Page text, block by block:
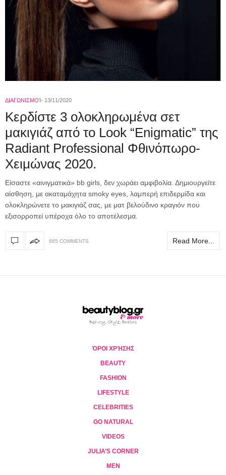
ΔΙΑΓΩΝΙΣΜΟΊ 13/11/2020
Κερδίστε 3 ολοκληρωμένα σετ
μακιγιάζ από το Look “Enigmatic” της
Radiant Professional Φθινόπωρο-
Χειμώνας 2020.
Είσαστε «αινιγματικά» bb girls, δεν χωράει αμφιβολία. Δημιουργείτε
αίσθηση, με ακαταμάχητα smoky eyes, λαμπερή επιδερμίδα και
ολοκληρώνετε το μακιγιάζ σας, με ματ βελούδινο κραγιόν που
εξισορροπεί υπέροχα όλο το αποτέλεσμα.
885 COMMENTS Read More...
ΌΡΟΙ ΧΡΉΣΗΣ
BEAUTY
FASHION
LIFESTYLE
CELEBRITIES
GO NATURAL
VIDEOS
JULIA’S CORNER
MEN